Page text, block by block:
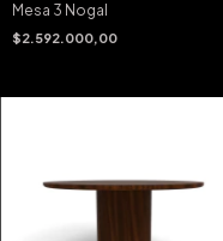
Mesa 3 Nogal
$2.592.000,00